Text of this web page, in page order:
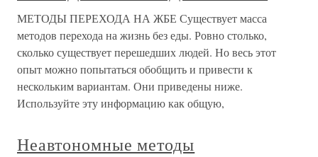
МЕТОДЫ ПЕРЕХОДА НА ЖБЕ Существует масса
методов перехода на жизнь без еды. Ровно столько,
сколько существует перешедших людей. Но весь этот
опыт можно попытаться обобщить и привести к
нескольким вариантам. Они приведены ниже.
Используйте эту информацию как общую,
Неавтономные методы